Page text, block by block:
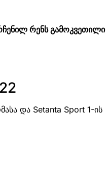
რენს გამოკვეთილი
და Setanta Sport 1-ის